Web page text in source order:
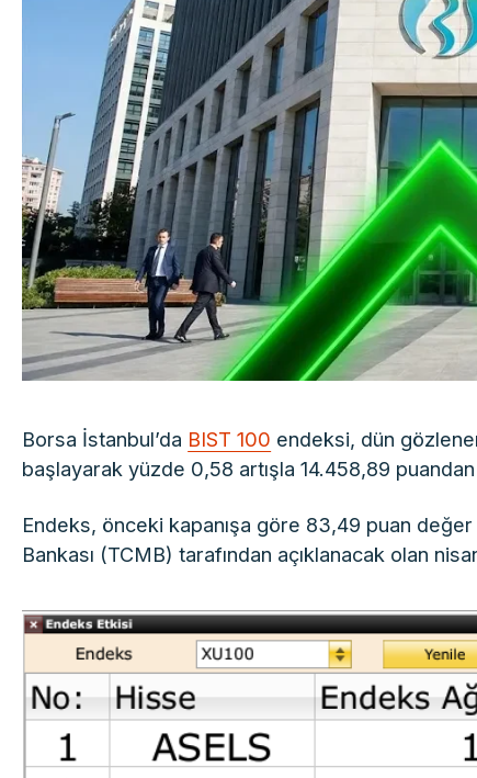
Borsa İstanbul’da BIST 100 endeksi, dün
başlayarak yüzde 0,58 artışla 14.458,89 puandan
Endeks, önceki kapanışa göre 83,49 puan
Bankası (TCMB) tarafından açıklanacak olan